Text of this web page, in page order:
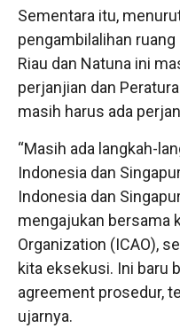
Sementara itu,
pengambilalihan
Riau dan Natuna ini
perjanjian dan
masih harus ada
“Masih ada langkah-
Indonesia dan
Indonesia dan
mengajukan bersama
Organization (ICAO),
kita eksekusi. Ini baru
agreement prosedur,
ujarnya.